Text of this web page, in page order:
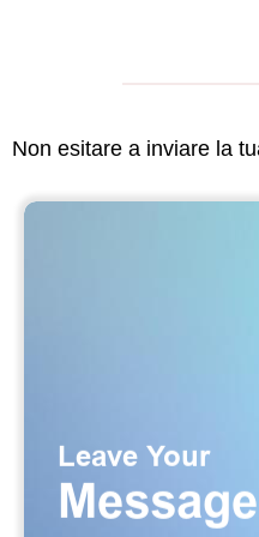
Non esitare a inviare la